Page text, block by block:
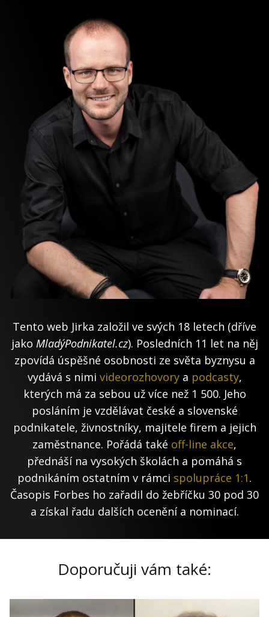
Tento web Jirka založil ve svých 18 letech (dříve
jako MladýPodnikatel.cz). Posledních 11 let na něj
zpovídá úspěšné osobnosti ze světa byznysu a
vydává s nimi videorozhovorya podcasty,
kterých má za sebou už více než 1 500. Jeho
posláním je vzdělávat české a slovenské
podnikatele, živnostníky, majitele firem a jejich
zaměstnance. Pořádá také off-line akce,
přednáší na vysokých školách a pomáhá s
podnikáním ostatním v rámci spolupráce 1:1.
Časopis Forbes ho zařadil do žebříčku 30 pod 30
a získal řadu dalších ocenění a nominací.
Doporučuji vám také: